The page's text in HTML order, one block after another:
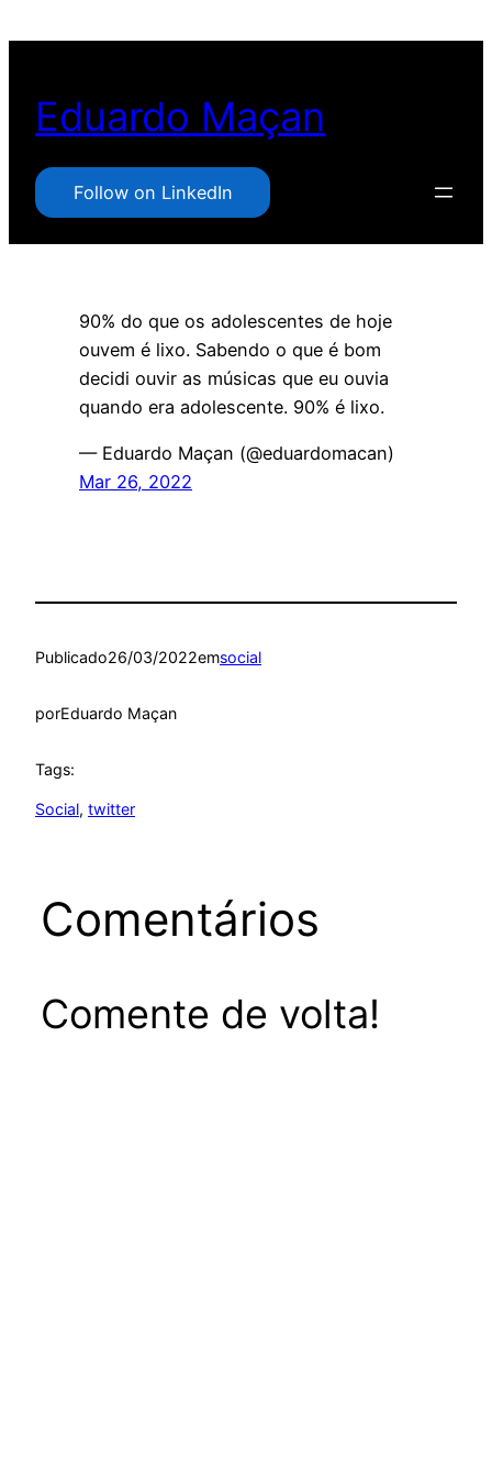
conteúdo
Eduardo Maçan
Follow on LinkedIn
90% do que os adolescentes de hoje
ouvem é lixo. Sabendo o que é bom
decidi ouvir as músicas que eu ouvia
quando era adolescente. 90% é lixo.
— Eduardo Maçan (@eduardomacan)
Mar 26, 2022
Publicado26/03/2022emsocial
porEduardo Maçan
Tags:
Social, twitter
Comentários
Comente de volta!